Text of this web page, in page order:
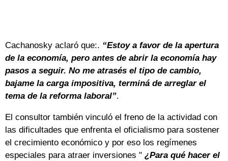
Cachanosky aclaró que:. “Estoy a favor de la apertura
de la economía, pero antes de abrir la economía hay
pasos a seguir. No me atrasés el tipo de cambio,
bajame la carga impositiva, terminá de arreglar el
tema de la reforma laboral”.
El consultor también vinculó el freno de la actividad con
las dificultades que enfrenta el oficialismo para sostener
el crecimiento económico y por eso los regímenes
especiales para atraer inversiones " ¿Para qué hacer el